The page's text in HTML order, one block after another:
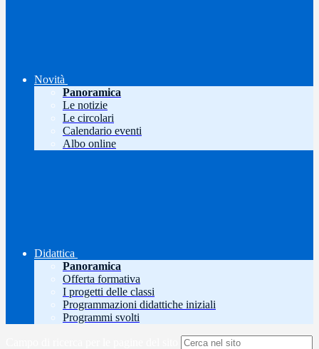
Novità
Panoramica
Le notizie
Le circolari
Calendario eventi
Albo online
Didattica
Panoramica
Offerta formativa
I progetti delle classi
Programmazioni didattiche iniziali
Programmi svolti